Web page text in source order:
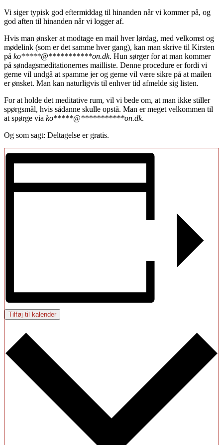
Vi siger typisk god eftermiddag til hinanden når vi kommer på, og
god aften til hinanden når vi logger af.
Hvis man ønsker at modtage en mail hver lørdag, med velkomst og
mødelink (som er det samme hver gang), kan man skrive til Kirsten
på ko*****@***********on.dk. Hun sørger for at man kommer
på søndagsmeditationernes mailliste. Denne procedure er fordi vi
gerne vil undgå at spamme jer og gerne vil være sikre på at mailen
er ønsket. Man kan naturligvis til enhver tid afmelde sig listen.
For at holde det meditative rum, vil vi bede om, at man ikke stiller
spørgsmål, hvis sådanne skulle opstå. Man er meget velkommen til
at spørge via ko*****@***********on.dk.
Og som sagt: Deltagelse er gratis.
Tilføj til kalender